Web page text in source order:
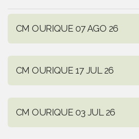
CM OURIQUE 07 AGO 26
CM OURIQUE 17 JUL 26
CM OURIQUE 03 JUL 26